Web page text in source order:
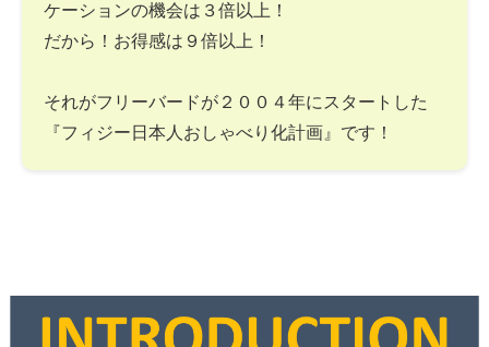
ケーションの機会は３倍以上！
だから！お得感は９倍以上！
それがフリーバードが２００４年にスタートした
『フィジー日本人おしゃべり化計画』です！